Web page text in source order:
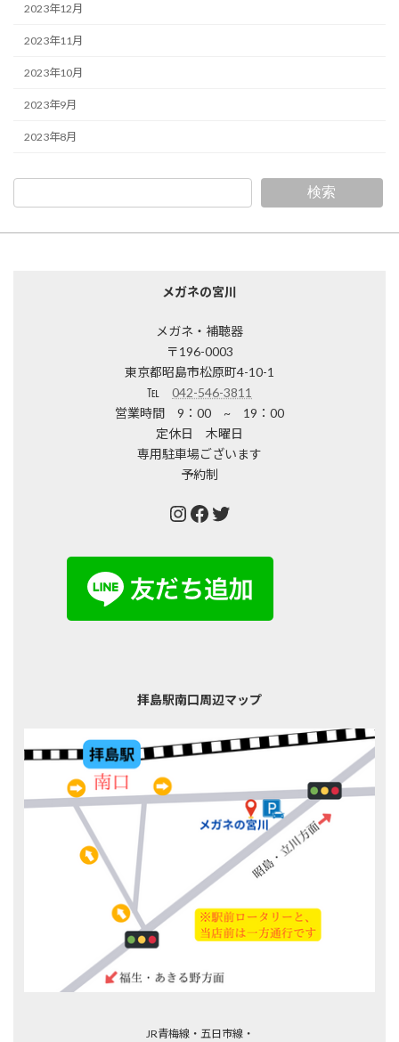
2023年12月
2023年11月
2023年10月
2023年9月
2023年8月
検索
メガネの宮川
メガネ・補聴器
〒196-0003
東京都昭島市松原町4-10-1
℡ 042-546-3811
営業時間 9：00 ~ 19：00
定休日 木曜日
専用駐車場ございます
予約制
Instagram
Facebook
Twitter
拝島駅南口周辺マップ
JR青梅線・五日市線・